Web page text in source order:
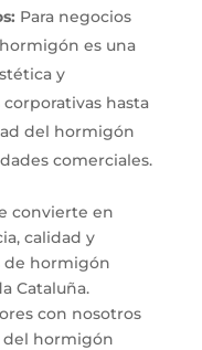
Para negocios
es una
y
hasta
del hormigón
comerciales.
convierte en
calidad y
de hormigón
Cataluña.
con nosotros
del hormigón